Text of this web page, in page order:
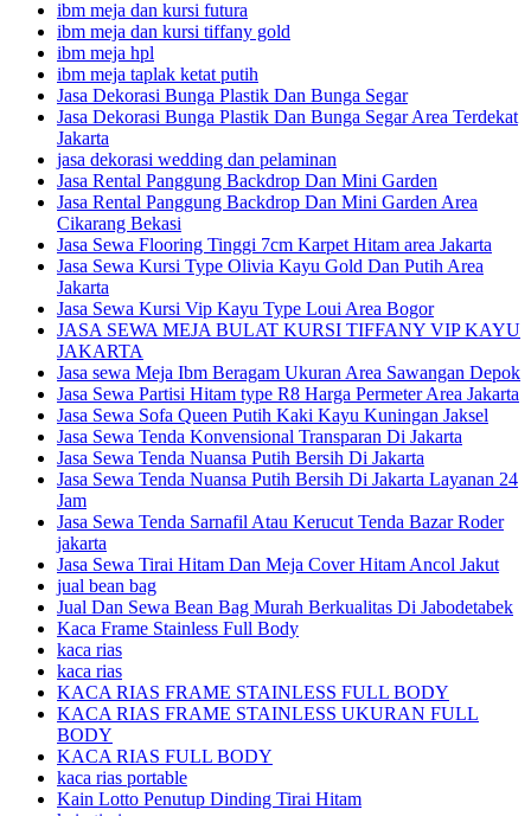
ibm meja dan kursi futura
ibm meja dan kursi tiffany gold
ibm meja hpl
ibm meja taplak ketat putih
Jasa Dekorasi Bunga Plastik Dan Bunga Segar
Jasa Dekorasi Bunga Plastik Dan Bunga Segar Area Terdekat
Jakarta
jasa dekorasi wedding dan pelaminan
Jasa Rental Panggung Backdrop Dan Mini Garden
Jasa Rental Panggung Backdrop Dan Mini Garden Area
Cikarang Bekasi
Jasa Sewa Flooring Tinggi 7cm Karpet Hitam area Jakarta
Jasa Sewa Kursi Type Olivia Kayu Gold Dan Putih Area
Jakarta
Jasa Sewa Kursi Vip Kayu Type Loui Area Bogor
JASA SEWA MEJA BULAT KURSI TIFFANY VIP KAYU
JAKARTA
Jasa sewa Meja Ibm Beragam Ukuran Area Sawangan Depok
Jasa Sewa Partisi Hitam type R8 Harga Permeter Area Jakarta
Jasa Sewa Sofa Queen Putih Kaki Kayu Kuningan Jaksel
Jasa Sewa Tenda Konvensional Transparan Di Jakarta
Jasa Sewa Tenda Nuansa Putih Bersih Di Jakarta
Jasa Sewa Tenda Nuansa Putih Bersih Di Jakarta Layanan 24
Jam
Jasa Sewa Tenda Sarnafil Atau Kerucut Tenda Bazar Roder
jakarta
Jasa Sewa Tirai Hitam Dan Meja Cover Hitam Ancol Jakut
jual bean bag
Jual Dan Sewa Bean Bag Murah Berkualitas Di Jabodetabek
Kaca Frame Stainless Full Body
kaca rias
kaca rias
KACA RIAS FRAME STAINLESS FULL BODY
KACA RIAS FRAME STAINLESS UKURAN FULL
BODY
KACA RIAS FULL BODY
kaca rias portable
Kain Lotto Penutup Dinding Tirai Hitam